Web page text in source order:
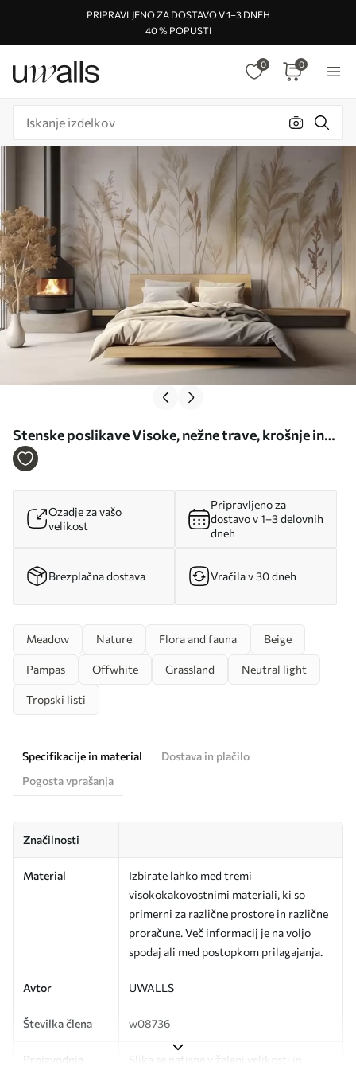
PRIPRAVLJENO ZA DOSTAVO V 1–3 DNEH
40 % POPUSTI
0 0
Stenske poslikave Visoke, nežne trave, krošnje in
rastline v mehkih bež in krem odtenkih na rahlo
Ozadje za vašo
velikost
Pripravljeno za
dostavo v 1–3 delovnih
dneh
Brezplačna dostava Vračila v 30 dneh
Meadow Nature Flora and fauna Beige
Pampas Offwhite Grassland Neutral light
Tropski listi
Specifikacije in material
Dostava in plačilo
Pogosta vprašanja
Značilnosti
Material
Izbirate lahko med tremi
visokokakovostnimi materiali, ki so
primerni za različne prostore in različne
proračune. Več informacij je na voljo
spodaj ali med postopkom prilagajanja.
Avtor UWALLS
Številka člena w08736
Proizvodnja
Slika se natisne v želeni velikosti in